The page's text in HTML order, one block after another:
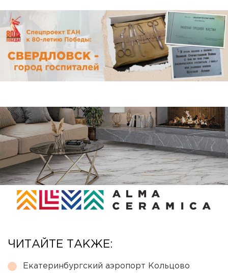
ЧИТАЙТЕ ТАКЖЕ:
Екатеринбургский аэропорт Кольцово